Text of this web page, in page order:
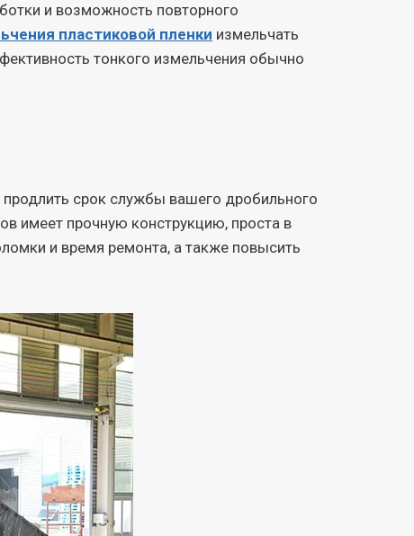
и возможность повторного
пластиковой пленки измельчать
тонкого измельчения обычно
срок службы вашего дробильного
имеет прочную конструкцию, проста в
и время ремонта, а также повысить